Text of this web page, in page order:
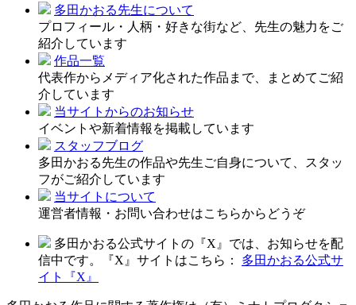
多田かおる先生について
プロフィール・人柄・好きな街など、先生の魅力をご
紹介しています
作品一覧
代表作からメディア化された作品まで、まとめてご紹
介しています
当サイトからのお知らせ
イベントや新着情報を掲載しています
スタッフブログ
多田かおる先生の作品や先生ご自身について、スタッ
フがご紹介しています
当サイトについて
運営者情報・お問い合わせはこちらからどうぞ
多田かおる公式サイトの『X』では、お知らせを配
信中です。『X』サイトはこちら：
多田かおる公式サ
イト『X』